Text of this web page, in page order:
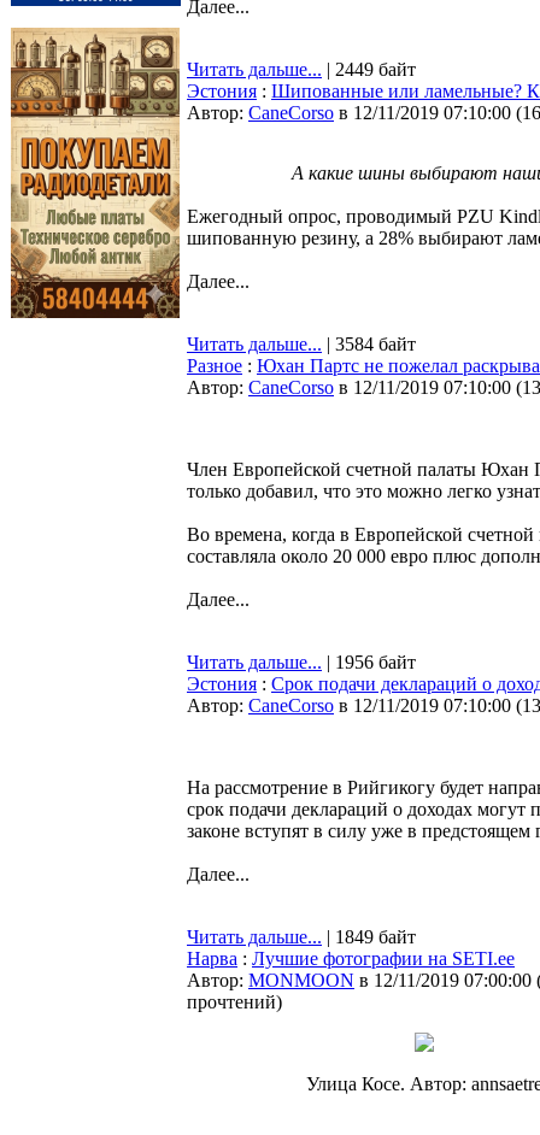
Далее...
Читать дальше... | 2449 байт
Эстония : Шипованные или ламельные?
Автор: CaneCorso в 12/11/2019 07:10:00 (
А какие шины выбирают
Ежегодный опрос, проводимый PZU
шипованную резину, а 28% выбирают
Далее...
Читать дальше... | 3584 байт
Разное : Юхан Партс не пожелал
Автор: CaneCorso в 12/11/2019 07:10:00 (
Член Европейской счетной палаты Юхан
только добавил, что это можно легко
Во времена, когда в Европейской
составляла около 20 000 евро плюс
Далее...
Читать дальше... | 1956 байт
Эстония : Срок подачи деклараций о
Автор: CaneCorso в 12/11/2019 07:10:00 (
На рассмотрение в Рийгикогу будет
срок подачи деклараций о доходах могут
законе вступят в силу уже в
Далее...
Читать дальше... | 1849 байт
Нарва : Лучшие фотографии на SETI.ee
Автор: MONMOON в 12/11/2019 07:00:00
прочтений)
Улица Косе. Автор: